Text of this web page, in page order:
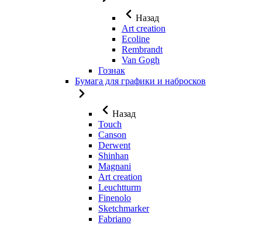
Назад
Art creation
Ecoline
Rembrandt
Van Gogh
Гознак
Бумага для графики и набросков
Назад
Touch
Canson
Derwent
Shinhan
Magnani
Art creation
Leuchtturm
Finenolo
Sketchmarker
Fabriano